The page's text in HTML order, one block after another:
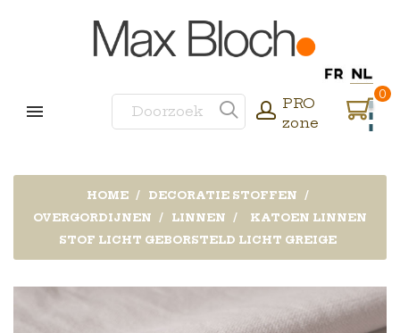
PRO
zone
0
HOME
DECORATIE STOFFEN
OVERGORDIJNEN
LINNEN
KATOEN LINNEN
STOF LICHT GEBORSTELD LICHT GREIGE